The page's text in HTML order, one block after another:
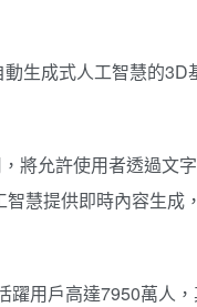
動生成式人工智慧的
將允許使用者透過文
慧提供即時內容生成
用戶高達7950萬人